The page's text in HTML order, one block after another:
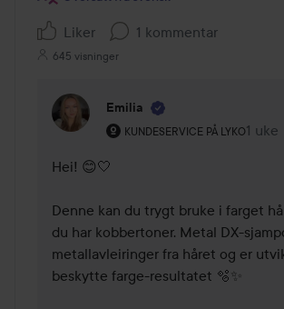
Liker 1 kommentar
645 visninger
Emilia
KUNDESERVICE PÅ LYKO
Brukerens rolle: 1 uke
Hei! 😊🤍
Denne kan du trygt bruke i farget
du har kobbertoner. Metal DX-
metallavleiringer fra håret og er
beskytte farge-resultatet 🫧✨